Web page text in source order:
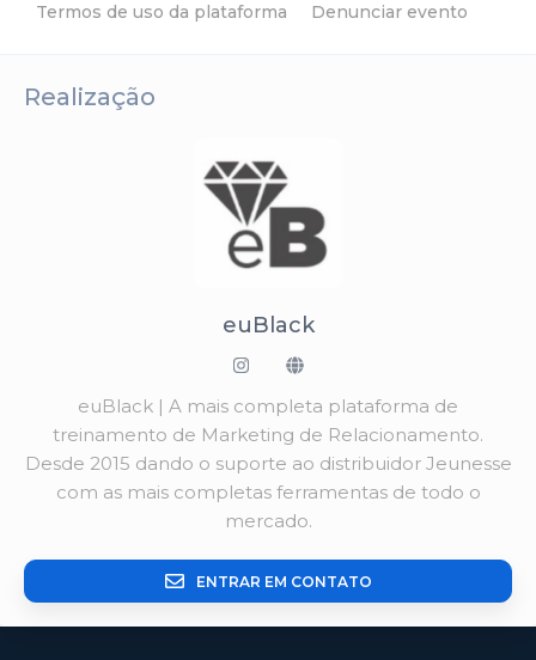
Termos de uso da plataforma Denunciar evento
Realização
euBlack
euBlack | A mais completa plataforma de
treinamento de Marketing de Relacionamento.
Desde 2015 dando o suporte ao distribuidor Jeunesse
com as mais completas ferramentas de todo o
mercado.
ENTRAR EM CONTATO